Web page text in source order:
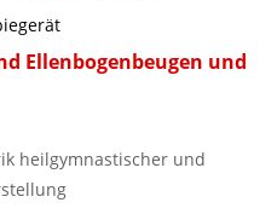
Ellenbogenbeugen und
heilgymnastischer und